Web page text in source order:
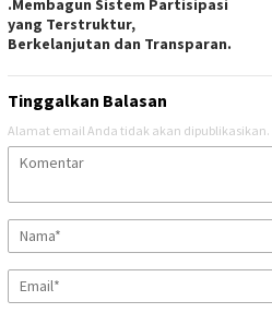
.Membagun Sistem Partisipasi
yang Terstruktur,
Berkelanjutan dan Transparan.
Tinggalkan Balasan
Alamat email Anda tidak akan dipublikasikan.